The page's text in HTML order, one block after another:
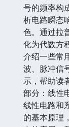
号的频率构
析电路瞬态
色。通过拉
化为代数方
介绍一些常
波、脉冲信
示，帮助读
部分：线性
线性电路和
的基本原理